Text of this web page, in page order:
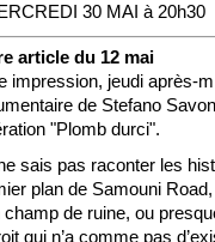
30 MAI à 20h30
article du 12 mai
impression, jeudi après-
de Stefano
"Plomb durci".
sais pas raconter les
plan de Samouni
champ de ruine, ou
qui n’a comme pas